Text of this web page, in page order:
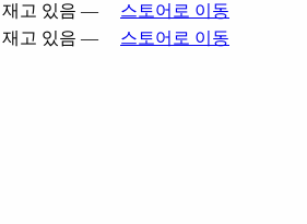
재고 있음 —
스토어로 이동
재고 있음 —
스토어로 이동